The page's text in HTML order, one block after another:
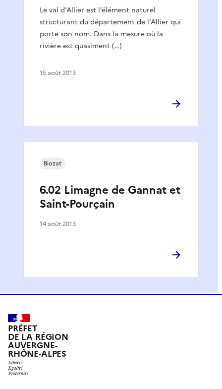
Le val d'Allier est l’élément naturel
structurant du département de l'Allier qui
porte son nom. Dans la mesure où la
rivière est quasiment (…)
15 août 2013
6.02 Limagne de Gannat et
Saint-Pourçain
Biozat
14 août 2013
PRÉFET
DE LA RÉGION
AUVERGNE-
RHÔNE-ALPES